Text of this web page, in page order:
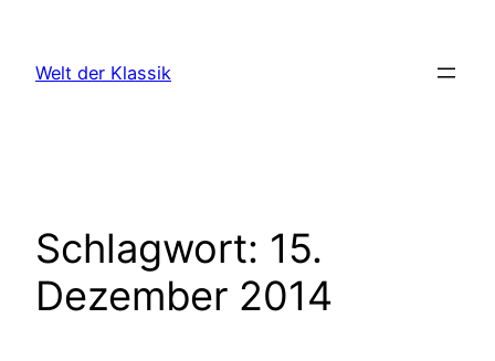
springen
Welt der Klassik
Schlagwort: 15.
Dezember 2014